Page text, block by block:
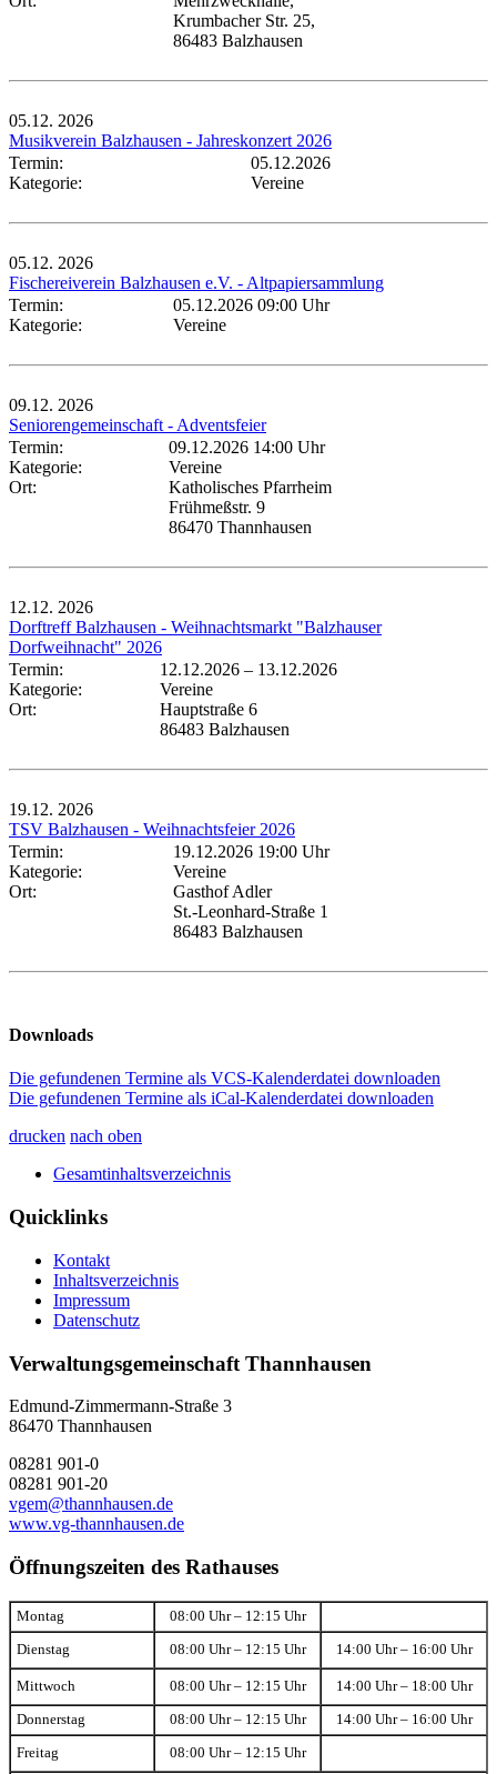
Krumbacher Str. 25,
86483 Balzhausen
05.12. 2026
Musikverein Balzhausen - Jahreskonzert 2026
Termin:
05.12.2026
Kategorie:
Vereine
05.12. 2026
Fischereiverein Balzhausen e.V. - Altpapiersammlung
Termin:
05.12.2026 09:00 Uhr
Kategorie:
Vereine
09.12. 2026
Seniorengemeinschaft - Adventsfeier
Termin:
09.12.2026 14:00 Uhr
Kategorie:
Vereine
Ort:
Katholisches Pfarrheim
Frühmeßstr. 9
86470 Thannhausen
12.12. 2026
Dorftreff Balzhausen - Weihnachtsmarkt "Balzhauser
Dorfweihnacht" 2026
Termin:
12.12.2026 – 13.12.2026
Kategorie:
Vereine
Ort:
Hauptstraße 6
86483 Balzhausen
19.12. 2026
TSV Balzhausen - Weihnachtsfeier 2026
Termin:
19.12.2026 19:00 Uhr
Kategorie:
Vereine
Ort:
Gasthof Adler
St.-Leonhard-Straße 1
86483 Balzhausen
Downloads
Die gefundenen Termine als VCS-Kalenderdatei downloaden
Die gefundenen Termine als iCal-Kalenderdatei downloaden
drucken nach oben
Gesamtinhaltsverzeichnis
Quicklinks
Kontakt
Inhaltsverzeichnis
Impressum
Datenschutz
Verwaltungsgemeinschaft Thannhausen
Edmund-Zimmermann-Straße 3
86470 Thannhausen
08281 901-0
08281 901-20
vgem@thannhausen.de
www.vg-thannhausen.de
Öffnungszeiten des Rathauses
Montag 08:00 Uhr – 12:15 Uhr
Dienstag 08:00 Uhr – 12:15 Uhr 14:00 Uhr – 16:00 Uhr
Mittwoch 08:00 Uhr – 12:15 Uhr 14:00 Uhr – 18:00 Uhr
Donnerstag 08:00 Uhr – 12:15 Uhr 14:00 Uhr – 16:00 Uhr
Freitag 08:00 Uhr – 12:15 Uhr